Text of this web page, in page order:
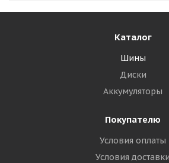
Каталог
Шины
Диски
Аккумуляторы
Покупателю
Условия оплаты
Условия доставки